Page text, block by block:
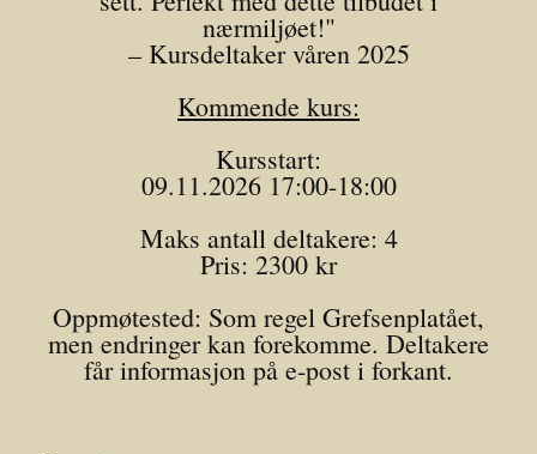
nærmiljøet!"
– Kursdeltaker våren 2025
Kommende kurs:
Kursstart:
09.11.2026 17:00-18:00
Maks antall deltakere: 4
Pris: 2300 kr
Oppmøtested: Som regel Grefsenplatået,
men endringer kan forekomme. Deltakere
får informasjon på e-post i forkant.